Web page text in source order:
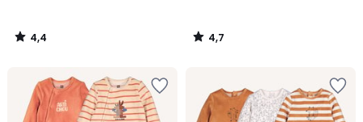
4,4
/
4,7
/